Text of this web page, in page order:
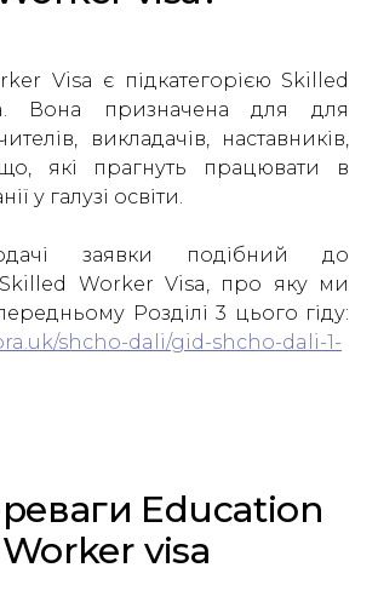
Visa є підкатегорією Skilled
Вона призначена для для
викладачів, наставників,
які прагнуть працювати в
у галузі освіти.
заявки подібний до
Skilled Worker Visa, про яку ми
Розділі 3 цього гіду:
shcho-dali/gid-shcho-dali-1-
Education
Worker visa